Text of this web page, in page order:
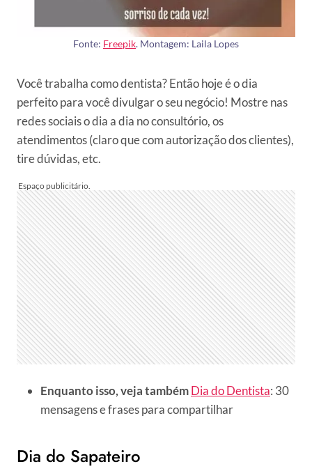
Fonte: Freepik. Montagem: Laila Lopes
Você trabalha como dentista? Então hoje é o dia
perfeito para você divulgar o seu negócio! Mostre nas
redes sociais o dia a dia no consultório, os
atendimentos (claro que com autorização dos clientes),
tire dúvidas, etc.
Enquanto isso, veja tambémDia do Dentista: 30
mensagens e frases para compartilhar
Dia do Sapateiro